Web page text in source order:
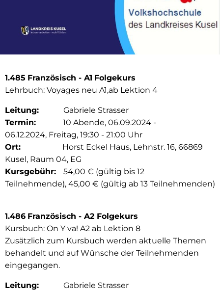
1.485 Französisch - A1 Folgekurs
Lehrbuch: Voyages neu A1,ab Lektion 4
Leitung: Gabriele Strasser
Termin: 10 Abende, 06.09.2024 -
06.12.2024, Freitag, 19:30 - 21:00 Uhr
Ort: Horst Eckel Haus, Lehnstr. 16, 66869
Kusel, Raum 04, EG
Kursgebühr: 54,00 € (gültig bis 12
Teilnehmende), 45,00 € (gültig ab 13 Teilnehmenden)
1.486 Französisch - A2 Folgekurs
Kursbuch: On Y va! A2 ab Lektion 8
Zusätzlich zum Kursbuch werden aktuelle Themen
behandelt und auf Wünsche der Teilnehmenden
eingegangen.
Leitung: Gabriele Strasser